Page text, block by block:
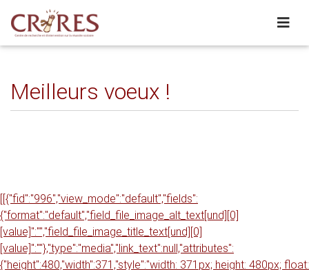
Meilleurs voeux !
[[{"fid":"996","view_mode":"default","fields":
{"format":"default","field_file_image_alt_text[und][0]
[value]":"","field_file_image_title_text[und][0]
[value]":""},"type":"media","link_text":null,"attributes":
{"height":480,"width":371,"style":"width: 371px; height: 480px; float: